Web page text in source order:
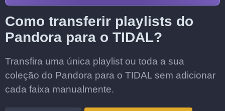
Como transferir playlists do
Pandora para o TIDAL?
Transfira uma única playlist ou toda a sua
coleção do Pandora para o TIDAL sem adicionar
cada faixa manualmente.